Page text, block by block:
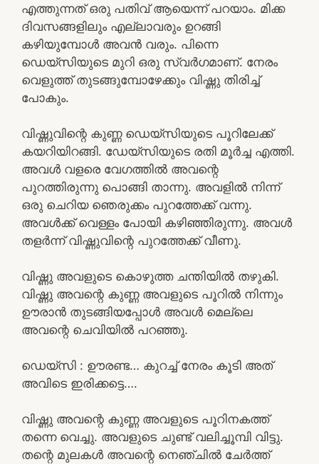
എത്തുന്നത് ഒരു പതിവ് ആയെന്ന് പറയാം. മിക്ക
ദിവസങ്ങളിലും എല്ലാവരും ഉറങ്ങി
കഴിയുമ്പോൾ അവൻ വരും. പിന്നെ
ഡെയ്‌സിയുടെ മുറി ഒരു സ്വർഗമാണ്. നേരം
വെളുത്ത് തുടങ്ങുമ്പോഴേക്കും വിഷ്ണു തിരിച്ച്
പോകും.
വിഷ്ണുവിന്റെ കുണ്ണ ഡെയ്‌സിയുടെ പൂറിലേക്ക്
കയറിയിറങ്ങി. ഡേയ്‌സിയുടെ രതി മൂർച്ച എത്തി.
അവൾ വളരെ വേഗത്തിൽ അവന്റെ
പുറത്തിരുന്നു പൊങ്ങി താന്നു. അവളിൽ നിന്ന്
ഒരു ചെറിയ ഞെരുക്കം പുറത്തേക്ക് വന്നു.
അവൾക്ക് വെള്ളം പോയി കഴിഞ്ഞിരുന്നു. അവൾ
തളർന്ന് വിഷ്ണുവിന്റെ പുറത്തേക്ക് വീണു.
വിഷ്ണു അവളുടെ കൊഴുത്ത ചന്തിയിൽ തഴുകി.
വിഷ്ണു അവന്റെ കുണ്ണ അവളുടെ പൂറിൽ നിന്നും
ഊരാൻ തുടങ്ങിയപ്പോൾ അവൾ മെല്ലെ
അവന്റെ ചെവിയിൽ പറഞ്ഞു.
ഡെയ്‌സി : ഊരണ്ട… കുറച്ച് നേരം കൂടി അത്
അവിടെ ഇരിക്കട്ടെ….
വിഷ്ണു അവന്റെ കുണ്ണ അവളുടെ പൂറിനകത്ത്
തന്നെ വെച്ചു. അവളുടെ ചുണ്ട് വലിച്ചൂമ്പി വിട്ടു.
തന്റെ മുലകൾ അവന്റെ നെഞ്ചിൽ ചേർത്ത്